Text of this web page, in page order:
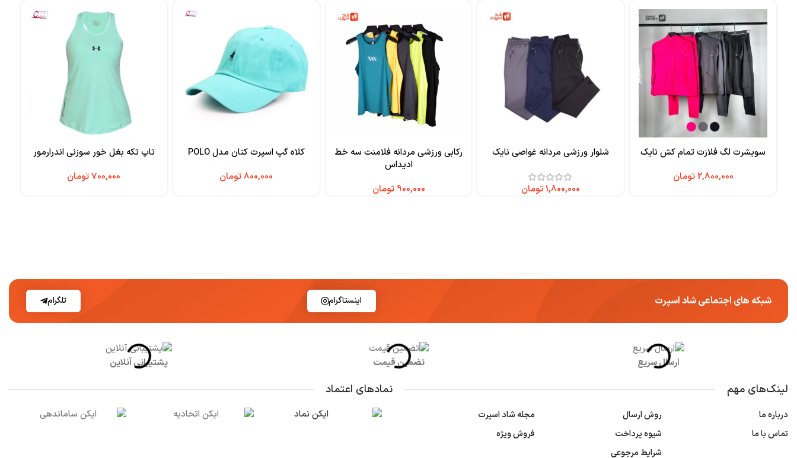
سویشرت لگ فلازت تمام کش نایک
تومان
شلوار ورزشی مردانه غواصی نایک
تومان
رکابی ورزشی مردانه فلامنت سه خط
ادیداس
تومان
کلاه گپ اسپرت کتان مدل POLO
تومان
تاپ تکه بغل خور سوزنی اندرارمور
تومان
شبکه های اجتماعی شاد اسپرت اینستاگرام تلگرام
ارسال سریع تضمین قیمت پشتیبانی آنلاین
لینک‌های مهم
درباره ما
تماس با ما
روش ارسال
شیوه پرداخت
شرایط مرجوعی
مجله شاد اسپرت
فروش ویژه
نمادهای اعتماد